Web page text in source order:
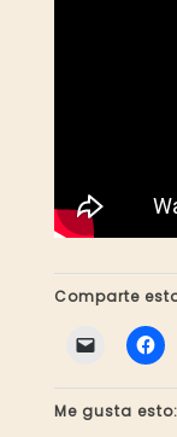
Comparte
Me gusta esto: